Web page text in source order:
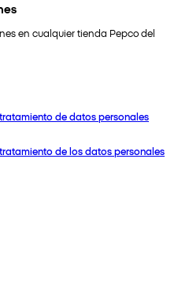
en cualquier tienda Pepco del
de datos personales
de los datos personales